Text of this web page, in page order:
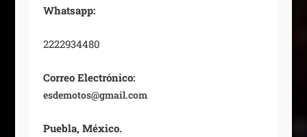
Whatsapp:
2222934480
Correo Electrónico:
esdemotos@gmail.com
Puebla, México.